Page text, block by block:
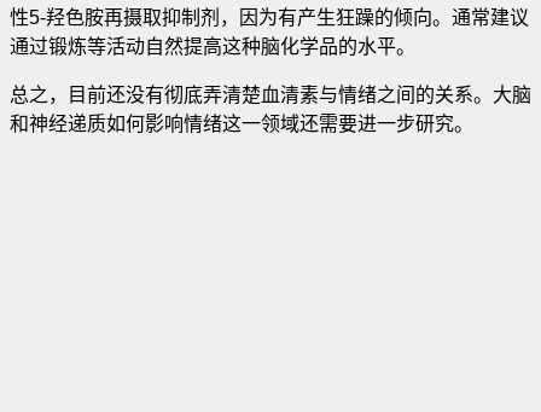
性5-羟色胺再摄取抑制剂，因为有产生狂躁的倾向。通常建议
通过锻炼等活动自然提高这种脑化学品的水平。
总之，目前还没有彻底弄清楚血清素与情绪之间的关系。大脑
和神经递质如何影响情绪这一领域还需要进一步研究。